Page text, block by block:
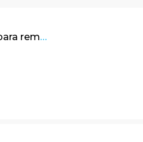
Linda casa con excelente potencial para remodelar / Bosques de La Calera – Cund.